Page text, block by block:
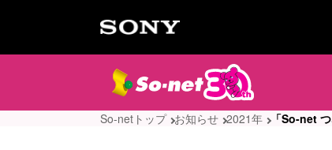
So-netトップ お知らせ 2021年 「So-net